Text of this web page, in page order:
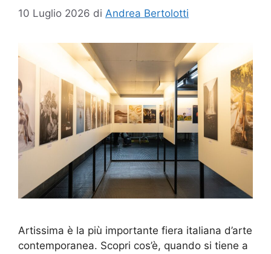
10 Luglio 2026 di Andrea Bertolotti
Artissima è la più importante fiera italiana d’arte
contemporanea. Scopri cos’è, quando si tiene a